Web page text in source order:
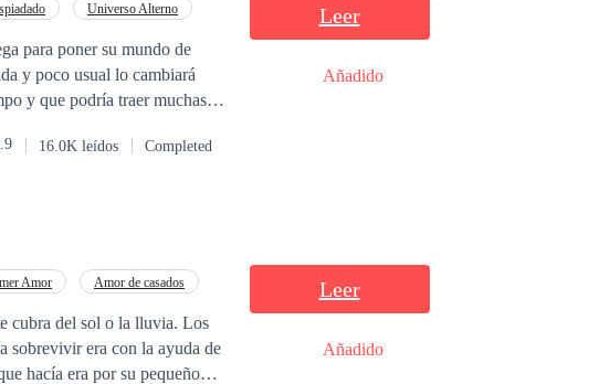
Universo Alterno
para poner su mundo de
y poco usual lo cambiará
16.0K leídos Completed
Leer
Añadido
Amor
Amor de casados
cubra del sol o la lluvia. Los
sobrevivir era con la ayuda de
hacía era por su pequeño
Leer
Añadido